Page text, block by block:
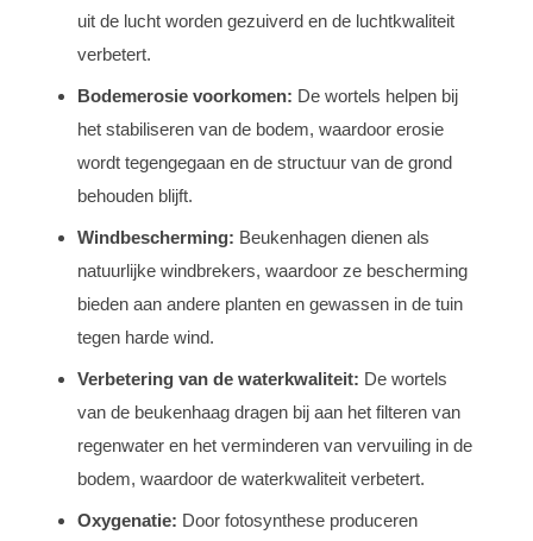
uit de lucht worden gezuiverd en de luchtkwaliteit
verbetert.
Bodemerosie voorkomen: De wortels helpen bij
het stabiliseren van de bodem, waardoor erosie
wordt tegengegaan en de structuur van de grond
behouden blijft.
Windbescherming: Beukenhagen dienen als
natuurlijke windbrekers, waardoor ze bescherming
bieden aan andere planten en gewassen in de tuin
tegen harde wind.
Verbetering van de waterkwaliteit: De wortels
van de beukenhaag dragen bij aan het filteren van
regenwater en het verminderen van vervuiling in de
bodem, waardoor de waterkwaliteit verbetert.
Oxygenatie: Door fotosynthese produceren